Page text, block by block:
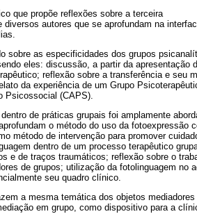
que propõe reflexões sobre a terceira
autores que se aprofundam na
sobre as especificidades dos grupos
eles: discussão, a partir da
reflexão sobre a transferência e seu
da experiência de um Grupo
Psicossocial (CAPS).
de práticas grupais foi amplamente
o método do uso da fotoexpressão
método de intervenção para promover
dentro de um processo terapêutico
e de traços traumáticos; reflexão sobre o
de grupos; utilização da fotolinguagem no
seu quadro clínico.
a mesma temática dos objetos
em grupo, como dispositivo para a